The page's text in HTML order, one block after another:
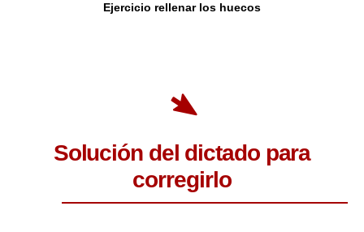
Ejercicio rellenar los huecos
Solución del dictado para
corregirlo